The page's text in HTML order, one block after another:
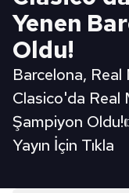
Yenen
Oldu!
Barcelona, Real
Clasico'da Real
Şampiyon
Yayın İçin Tıkla